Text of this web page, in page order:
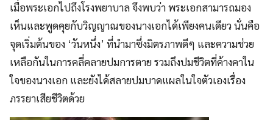
เมื่อพระเอกไปถึงโรงพยาบาล จึงพบว่า พระเอกสามารถมอง
เห็นและพูดคุยกับวิญญาณของนางเอกได้เพียงคนเดียว นั่นคือ
จุดเริ่มต้นของ ‘วันหนึ่ง’ ที่นำมาซึ่งมิตรภาพดีๆ และความช่วย
เหลือกันในการคลี่คลายปมการตาย รวมถึงปมชีวิตที่ค้างคาใน
ใจของนางเอก และยังได้สลายปมบาดแผลในใจตัวเองเรื่อง
ภรรยาเสียชีวิตด้วย